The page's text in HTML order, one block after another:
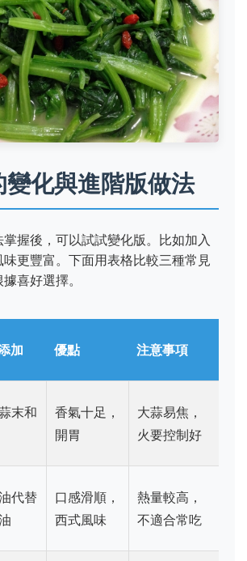
變化與進階版做法
握後，可以試試變化版。比如加入
更豐富。下面用表格比較三種常見
喜好選擇。
加 優點 注意事項
末和
香氣十足，
開胃
大蒜易焦，
火要控制好
代替
口感滑順，
西式風味
熱量較高，
不適合常吃